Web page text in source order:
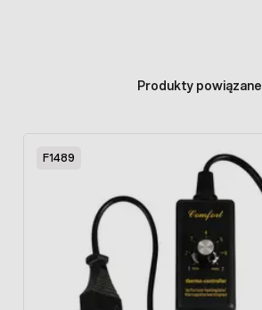
Produkty powiązane
F1489